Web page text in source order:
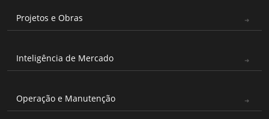
Projetos e Obras
Inteligência de Mercado
Operação e Manutenção